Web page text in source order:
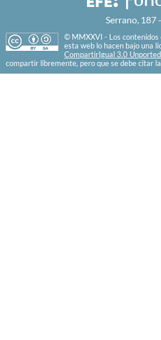
Serrano, 187
© MMXXVI - Los contenidos
esta web lo hacen bajo una
CompartirIgual 3.0 Unported
compartir libremente, pero que se debe citar